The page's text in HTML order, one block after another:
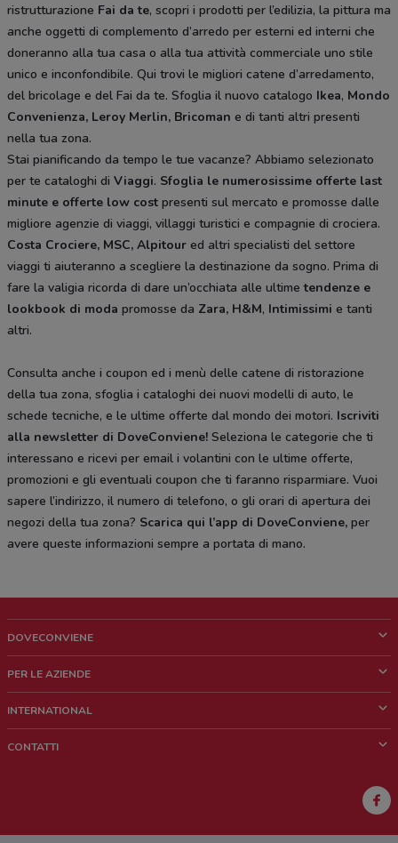
ristrutturazione Fai da te, scopri i prodotti per l’edilizia, la pittura ma
anche oggetti di complemento d’arredo per esterni ed interni che
doneranno alla tua casa o alla tua attività commerciale uno stile
unico e inconfondibile. Qui trovi le migliori catene d’arredamento,
del bricolage e del Fai da te. Sfoglia il nuovo catalogo Ikea, Mondo
Convenienza, Leroy Merlin, Bricoman e di tanti altri presenti
nella tua zona.
Stai pianificando da tempo le tue vacanze? Abbiamo selezionato
per te cataloghi di Viaggi. Sfoglia le numerosissime offerte last
minute e offerte low cost presenti sul mercato e promosse dalle
migliore agenzie di viaggi, villaggi turistici e compagnie di crociera.
Costa Crociere, MSC, Alpitour ed altri specialisti del settore
viaggi ti aiuteranno a scegliere la destinazione da sogno. Prima di
fare la valigia ricorda di dare un’occhiata alle ultimetendenze e
lookbook di moda promosse da Zara, H&M, Intimissimi e tanti
altri.
Consulta anche i coupon ed i menù delle catene di ristorazione
della tua zona, sfoglia i cataloghi dei nuovi modelli di auto, le
schede tecniche, e le ultime offerte dal mondo dei motori. Iscriviti
alla newsletter di DoveConviene! Seleziona le categorie che ti
interessano e ricevi per email i volantini con le ultime offerte,
promozioni e gli eventuali coupon che ti faranno risparmiare. Vuoi
sapere l’indirizzo, il numero di telefono, o gli orari di apertura dei
negozi della tua zona? Scarica qui l’app di DoveConviene, per
avere queste informazioni sempre a portata di mano.
DOVECONVIENE
Chi siamo
Lavora con noi
PER LE AZIENDE
Richieste commerciali e marketing
INTERNATIONAL
CONTATTI
Hai un malfunzionamento sul web o sull'app?